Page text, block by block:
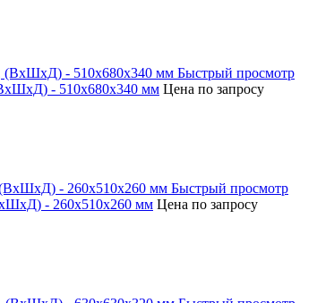
Быстрый просмотр
- 510х680х340 мм Цена по запросу
Быстрый просмотр
- 260х510х260 мм Цена по запросу